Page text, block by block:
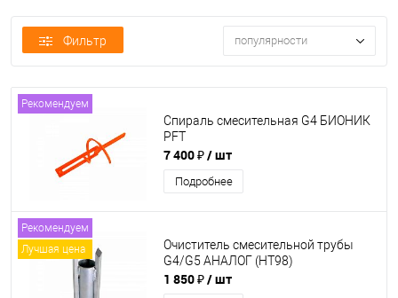
Фильтр популярности
Рекомендуем
Спираль смесительная G4 БИОНИК
PFT
7 400 ₽/ шт
Подробнее
Рекомендуем
Лучшая цена
Очиститель смесительной трубы
G4/G5 АНАЛОГ (НТ98)
1 850 ₽/ шт